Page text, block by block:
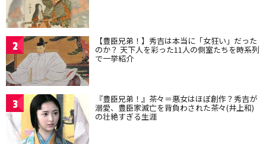
2 【豊臣兄弟！】秀吉は本当に「女狂い」だった
のか？ 天下人を彩った11人の側室たちを時系列
で一挙紹介
3 『豊臣兄弟！』茶々＝悪女はほぼ創作？秀吉が
溺愛、豊臣家滅亡を背負わされた茶々(井上和)
の壮絶すぎる生涯